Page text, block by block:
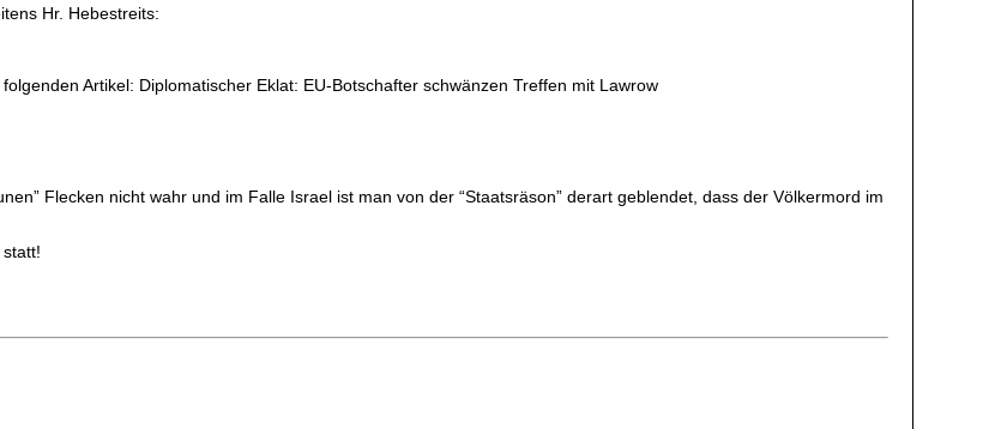
Hr. Hebestreits:
Artikel: Diplomatischer Eklat: EU-Botschafter schwänzen Treffen mit Lawrow
Flecken nicht wahr und im Falle Israel ist man von der “Staatsräson” derart geblendet, dass der Völkermord im